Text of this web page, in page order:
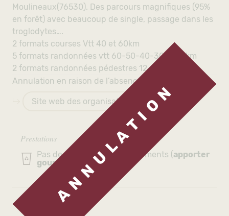
A N N U L A T I O N
Moulineaux(76530). Des parcours magnifiques (95%
en forêt) avec beaucoup de single, passage dans les
troglodytes….
2 formats courses Vtt 40 et 60km
5 formats randonnées vtt 60-50-40-30 et 20km
2 formats randonnées pédestres 12 et 6km
Annulation en raison de l’absence de médecins :(
Site web des organisateurs
Prestations
Pas de gobelet aux ravitaillements (apporter
gourde ou eco-cup
Organisateurs